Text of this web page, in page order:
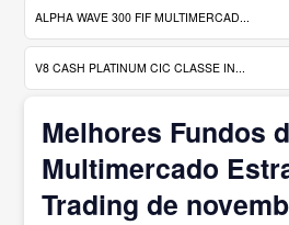
ALPHA WAVE 300 FIF MULTIMERCAD...
V8 CASH PLATINUM CIC CLASSE IN...
Melhores Fundos
Multimercado
Trading de